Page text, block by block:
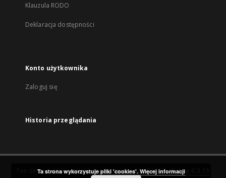
Klauzula RODO
Deklaracja dostępności
Konto użytkownika
Zaloguj się
Historia przeglądania
Ten serwis działa dzięki oprogramowaniuDInGO dLibra 6.3.15
Ta strona wykorzystuje pliki 'cookies'. Więcej informacji